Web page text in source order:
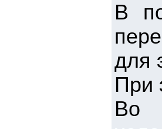
В
для
При
Во